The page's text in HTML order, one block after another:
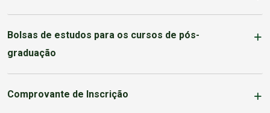
Bolsas de estudos para os cursos de pós-
graduação
Comprovante de Inscrição